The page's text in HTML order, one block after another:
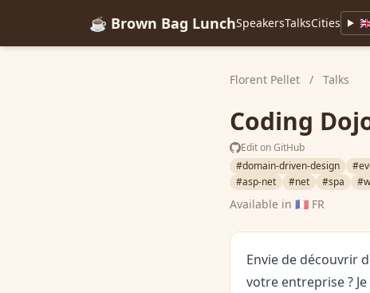
☕ Brown Bag LunchSpeakersTalksCities
Florent Pellet / Talks
Coding
Edit on GitHub
#domain-driven-design
#asp-net
#net #spa
Available in 🇫🇷 FR
Envie de découvrir
votre entreprise ?